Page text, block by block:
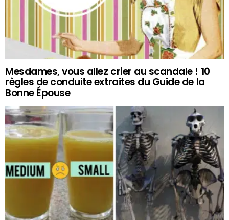
Mesdames, vous allez crier au scandale ! 10
règles de conduite extraites du Guide de la
Bonne Épouse